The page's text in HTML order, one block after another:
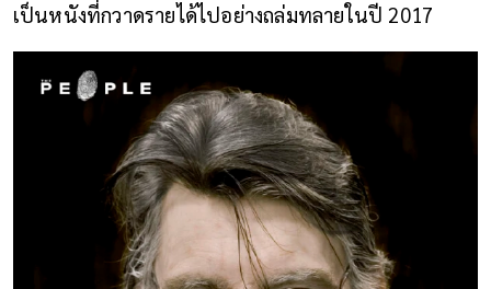
เป็นหนังที่กวาดรายได้ไปอย่างถล่มทลายในปี 2017